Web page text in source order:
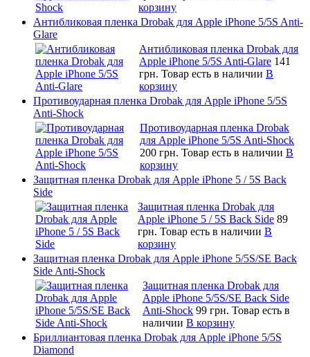
корзину
Антибликовая пленка Drobak для Apple iPhone 5/5S Anti-
Glare
Антибликовая пленка Drobak для
Apple iPhone 5/5S Anti-Glare 141
грн. Товар есть в наличии В
корзину
Противоударная пленка Drobak для Apple iPhone 5/5S
Anti-Shock
Противоударная пленка Drobak
для Apple iPhone 5/5S Anti-Shock
200 грн. Товар есть в наличии В
корзину
Защитная пленка Drobak для Apple iPhone 5 / 5S Back
Side
Защитная пленка Drobak для
Apple iPhone 5 / 5S Back Side 89
грн. Товар есть в наличии В
корзину
Защитная пленка Drobak для Apple iPhone 5/5S/SE Back
Side Anti-Shock
Защитная пленка Drobak для
Apple iPhone 5/5S/SE Back Side
Anti-Shock 99 грн. Товар есть в
наличии В корзину
Бриллиантовая пленка Drobak для Apple iPhone 5/5S
Diamond